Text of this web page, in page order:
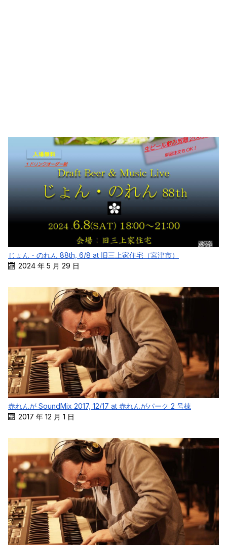
じょん・のれん 88th, 6/8 at 旧三上家住宅（宮津市）
2024 年 5 月 29 日
赤れんが SoundMix 2017, 12/17 at 赤れんがパーク 2 号棟
2017 年 12 月 1 日